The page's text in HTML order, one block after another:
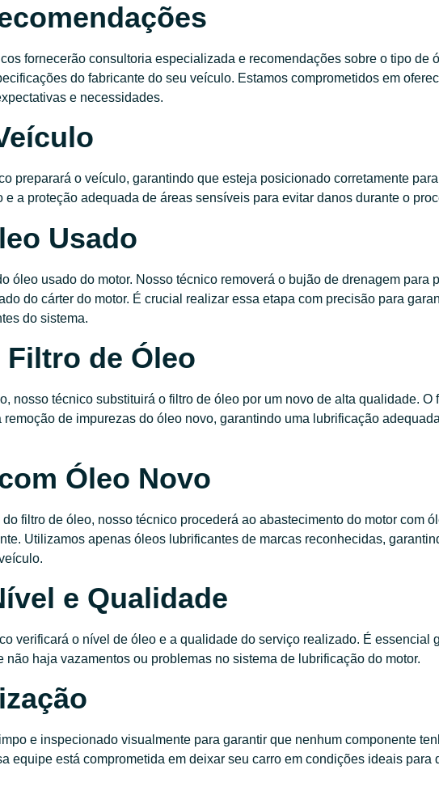
fornecerão consultoria especializada e recomendações sobre o tipo de
do fabricante do seu veículo. Estamos comprometidos em
e necessidades.
preparará o veículo, garantindo que esteja posicionado corretamente
a proteção adequada de áreas sensíveis para evitar danos durante o
Usado
óleo usado do motor. Nosso técnico removerá o bujão de drenagem para
do cárter do motor. É crucial realizar essa etapa com precisão para
do sistema.
de Óleo
nosso técnico substituirá o filtro de óleo por um novo de alta qualidade. O
de impurezas do óleo novo, garantindo uma lubrificação
Óleo Novo
filtro de óleo, nosso técnico procederá ao abastecimento do motor com
Utilizamos apenas óleos lubrificantes de marcas reconhecidas,
e Qualidade
verificará o nível de óleo e a qualidade do serviço realizado. É essencial
haja vazamentos ou problemas no sistema de lubrificação do motor.
e inspecionado visualmente para garantir que nenhum componente
equipe está comprometida em deixar seu carro em condições ideais para